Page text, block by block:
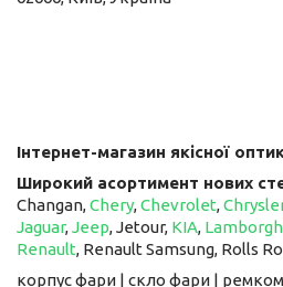
Інтернет-магазин якісної
Широкий асортимент нових
Changan,Chery,Chevrolet,
Jaguar,Jeep, Jetour, ​​​​​​​ KIA,
Renault, Renault Samsung, Rolls
корпус фари | скло фари |